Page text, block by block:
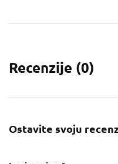
Recenzije (0)
Ostavite svoju